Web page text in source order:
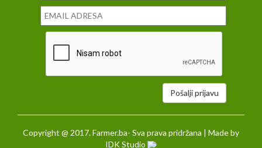
Pošalji prijavu
Copyright @ 2017. Farmer.ba- Sva prava pridržana | Made by
IDK Studio